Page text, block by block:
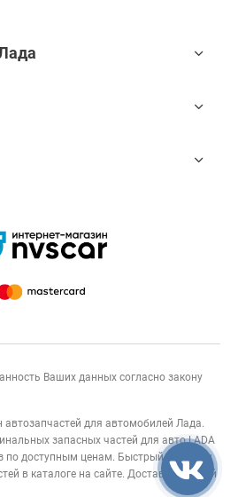
Ваших данных согласно закону
автозапчастей для автомобилей Лада.
запасных частей для авто LADA
по доступным ценам. Быстрый подбор и
в каталоге на сайте. Доставка по всей